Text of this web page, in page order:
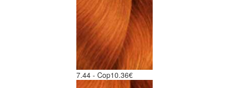
7.44 - Cop10.36€